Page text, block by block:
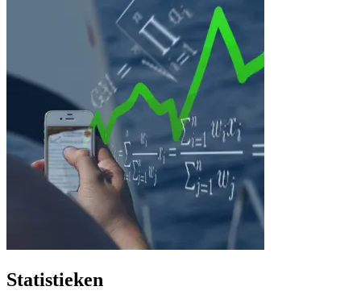
Statistieken